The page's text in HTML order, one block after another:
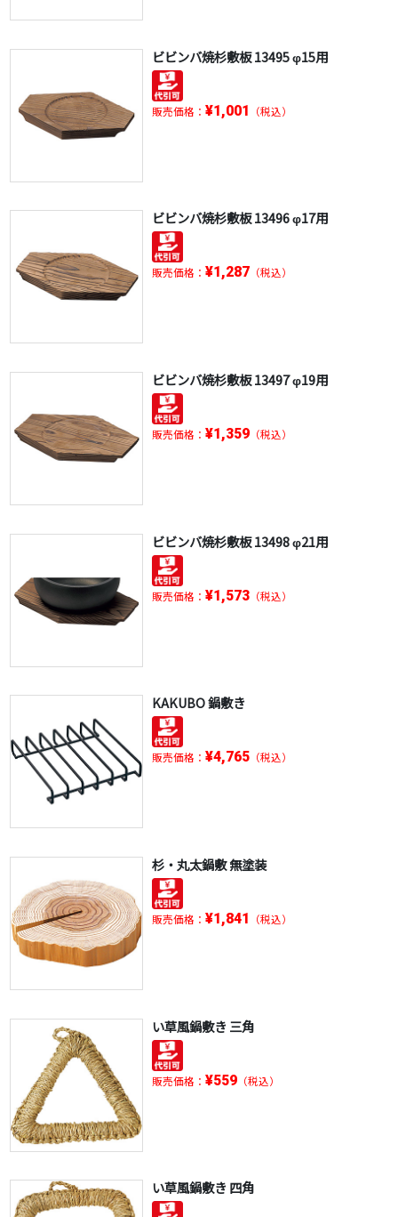
ビビンバ焼杉敷板 13495 φ15用
販売価格： ¥1,001 （税込）
ビビンバ焼杉敷板 13496 φ17用
販売価格： ¥1,287（税込）
ビビンバ焼杉敷板 13497 φ19用
販売価格： ¥1,359（税込）
ビビンバ焼杉敷板 13498 φ21用
販売価格： ¥1,573（税込）
KAKUBO 鍋敷き
販売価格： ¥4,765（税込）
杉・丸太鍋敷 無塗装
販売価格： ¥1,841 （税込）
い草風鍋敷き 三角
販売価格： ¥559（税込）
い草風鍋敷き 四角